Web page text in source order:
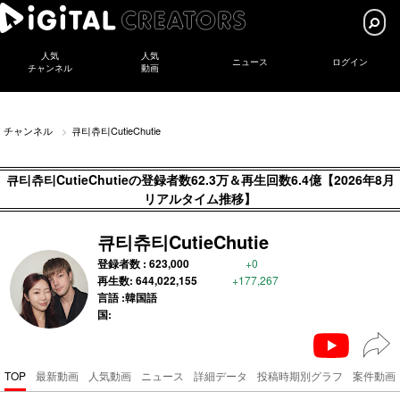
人気
チャンネル
人気
動画
ニュース ログイン
チャンネル 큐티츄티CutieChutie
큐티츄티CutieChutieの登録者数62.3万＆再生回数6.4億【2026年8月
リアルタイム推移】
큐티츄티CutieChutie
登録者数 : 623,000 +0
再生数: 644,022,155 +177,267
言語 :韓国語
国:
TOP 最新動画 人気動画 ニュース 詳細データ 投稿時期別グラフ 案件動画